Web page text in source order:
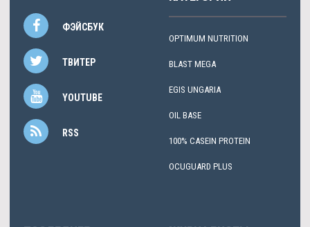
ФЭЙСБУК
ТВИТЕР
YOUTUBE
RSS
OPTIMUM NUTRITION
BLAST MEGA
EGIS UNGARIA
OIL BASE
100% CASEIN PROTEIN
OCUGUARD PLUS